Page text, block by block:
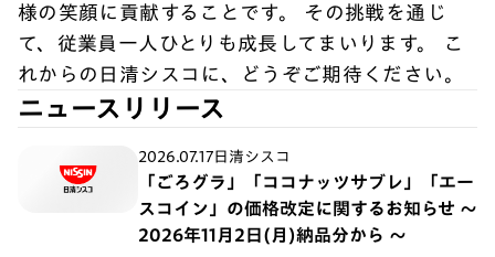
様の笑顔に貢献することです。 その挑戦を通じ
て、従業員一人ひとりも成長してまいります。 こ
れからの日清シスコに、どうぞご期待ください。
ニュースリリース
2026.07.17日清シスコ
「ごろグラ」「ココナッツサブレ」「エー
スコイン」の価格改定に関するお知らせ ～
2026年11月2日(月)納品分から ～